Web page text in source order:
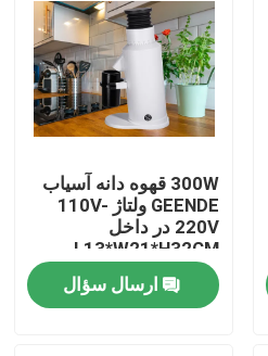
300W قهوه دانه آسیاب
GEENDE ولتاژ 110V-
220V در داخل
L13*W21*H32CM
ارسال سؤال